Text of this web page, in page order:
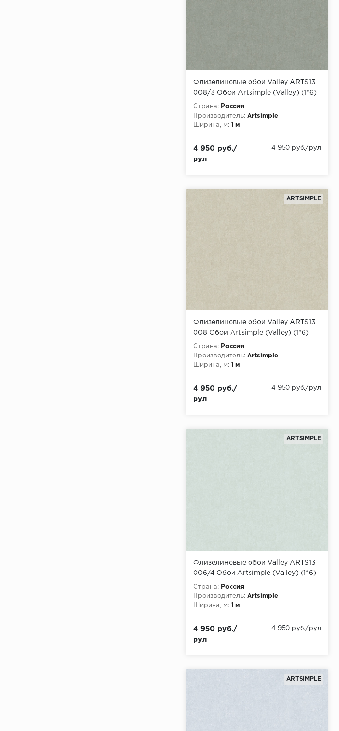
Флизелиновые обои Valley ARTS13
008/3 Обои Artsimple (Valley) (1*6)
10,05x1,00 флизелин
Страна:
Россия
Производитель: Artsimple
Ширина, м: 1 м
4 950 руб./
рул
4 950 руб./рул
ARTSIMPLE
Флизелиновые обои Valley ARTS13
008 Обои Artsimple (Valley) (1*6)
10,05x1,00 флизелин
Страна:
Россия
Производитель: Artsimple
Ширина, м: 1 м
4 950 руб./
рул
4 950 руб./рул
ARTSIMPLE
Флизелиновые обои Valley ARTS13
006/4 Обои Artsimple (Valley) (1*6)
10,05x1,00 флизелин
Страна:
Россия
Производитель: Artsimple
Ширина, м: 1 м
4 950 руб./
рул
4 950 руб./рул
ARTSIMPLE